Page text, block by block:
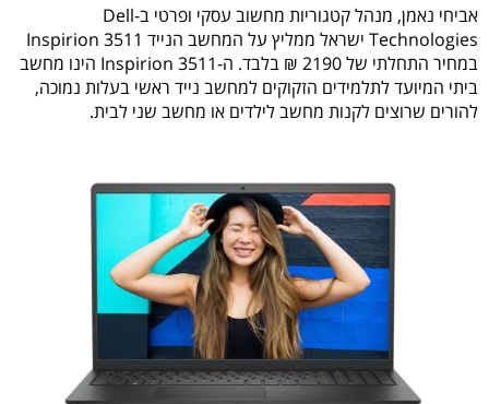
אביחי נאמן, מנהל קטגוריות מחשוב עסקי ופרטי ב-Dell
Technologies ישראל ממליץ על המחשב הנייד Inspirion 3511
במחיר התחלתי של 2190 ₪ בלבד. ה-Inspirion 3511 הינו מחשב
ביתי המיועד לתלמידים הזקוקים למחשב נייד ראשי בעלות נמוכה,
להורים שרוצים לקנות מחשב לילדים או מחשב שני לבית.